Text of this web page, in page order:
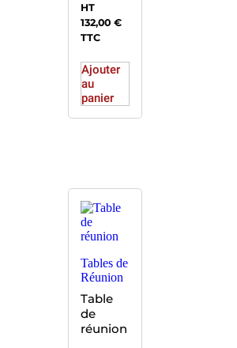
HT
132,00 €
TTC
Ajouter
au
panier
Tables de
Réunion
Table
de
réunion